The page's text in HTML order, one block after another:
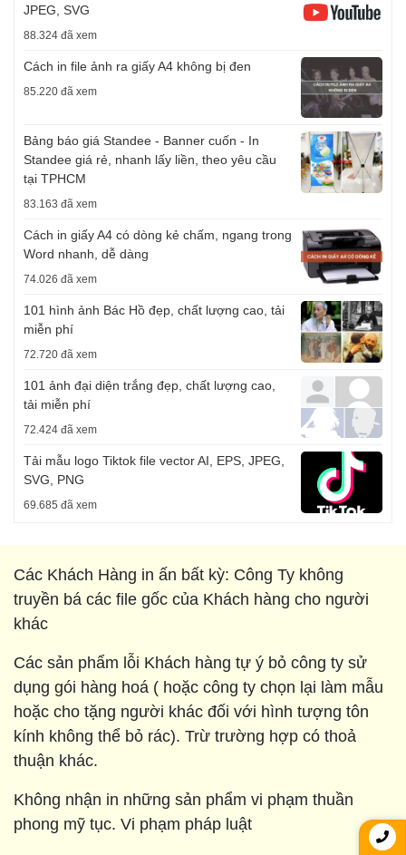
JPEG, SVG
88.324 đã xem
Cách in file ảnh ra giấy A4 không bị đen
85.220 đã xem
Bảng báo giá Standee - Banner cuốn - In
Standee giá rẻ, nhanh lấy liền, theo yêu cầu
tại TPHCM
83.163 đã xem
Cách in giấy A4 có dòng kẻ chấm, ngang trong
Word nhanh, dễ dàng
74.026 đã xem
101 hình ảnh Bác Hồ đẹp, chất lượng cao, tải
miễn phí
72.720 đã xem
101 ảnh đại diện trắng đẹp, chất lượng cao,
tải miễn phí
72.424 đã xem
Tải mẫu logo Tiktok file vector AI, EPS, JPEG,
SVG, PNG
69.685 đã xem
Các Khách Hàng in ấn bất kỳ: Công Ty không
truyền bá các file gốc của Khách hàng cho người
khác
Các sản phẩm lỗi Khách hàng tự ý bỏ công ty sử
dụng gói hàng hoá ( hoặc công ty chọn lại làm mẫu
hoặc cho tặng người khác đối với hình tượng tôn
kính không thể bỏ rác). Trừ trường hợp có thoả
thuận khác.
Không nhận in những sản phẩm vi phạm thuần
phong mỹ tục. Vi phạm pháp luật